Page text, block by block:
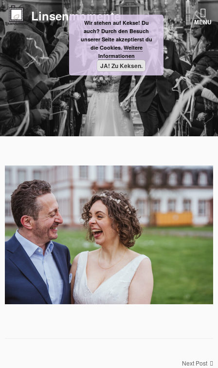
Skip
to
content
Linsenmomente MENU
Next Post
Wir stehen auf Kekse! Du
auch? Durch den Besuch
unserer Seite akzeptierst du
die Cookies. Weitere
Informationen
JA! Zu Keksen.